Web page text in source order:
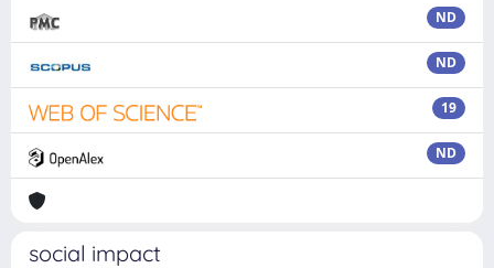
ND
ND
19
ND
social impact